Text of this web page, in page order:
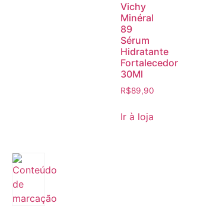
Vichy
Minéral
89
Sérum
Hidratante
Fortalecedor
30Ml
R$89,90
Ir à loja